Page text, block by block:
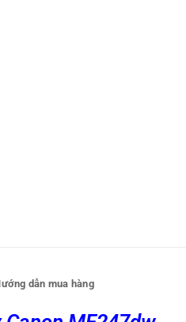
dẫn mua hàng